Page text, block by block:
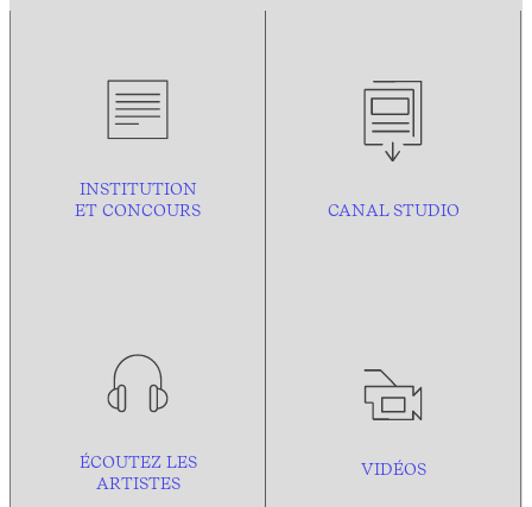
INSTITUTION
ET CONCOURS
CANAL STUDIO
ÉCOUTEZ LES
ARTISTES
VIDÉOS